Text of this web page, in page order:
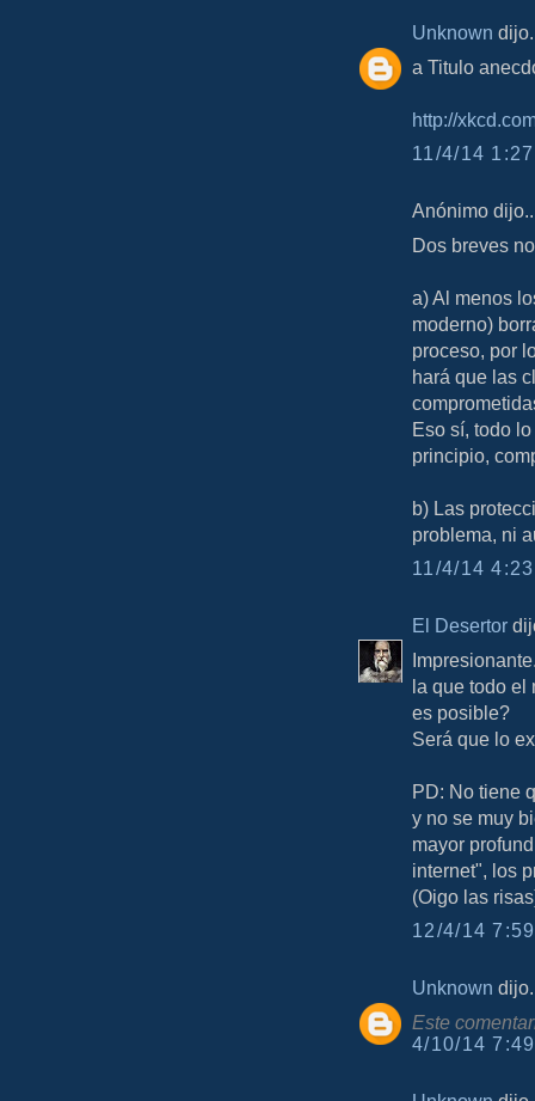
Unknown
a Titulo
http://
11/4/14
Anónimo
Dos breves
a) Al menos
moderno)
proceso, por
hará que las
Eso sí, todo
principio,
b) Las
problema, ni
11/4/14
El Desertor
la que todo el
es posible?
Será que lo
PD: No tiene
y no se muy
mayor
internet", los
(Oigo las
12/4/14
Unknown
Este
4/10/14